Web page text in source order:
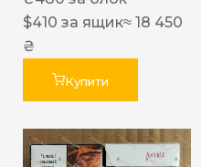
$410 за ящик≈ 18 450
₴
Купити